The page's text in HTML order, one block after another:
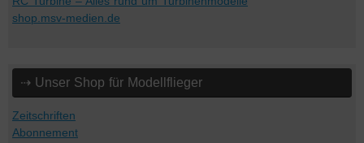
shop.msv-medien.de
⇢ Unser Shop für Modellflieger
Zeitschriften
Abonnement